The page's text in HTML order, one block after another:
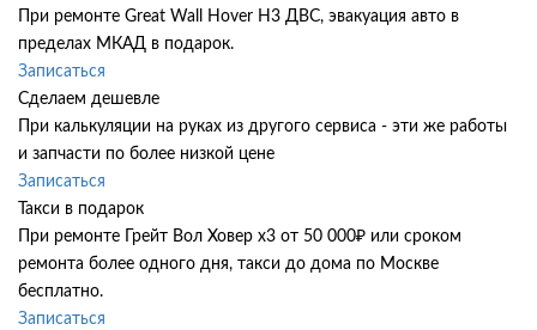
При ремонте Great Wall Hover H3 ДВС, эвакуация авто в
пределах МКАД в подарок.
Записаться
Сделаем дешевле
При калькуляции на руках из другого сервиса - эти же работы
и запчасти по более низкой цене
Записаться
Такси в подарок
При ремонте Грейт Вол Ховер х3 от 50 000₽ или сроком
ремонта более одного дня, такси до дома по Москве
бесплатно.
Записаться